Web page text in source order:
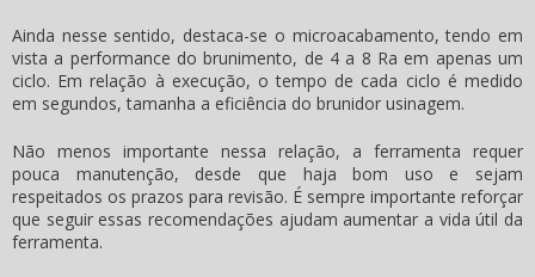
Ainda nesse sentido, destaca-se o microacabamento, tendo em
vista a performance do brunimento, de 4 a 8 Ra em apenas um
ciclo. Em relação à execução, o tempo de cada ciclo é medido
em segundos, tamanha a eficiência do brunidor usinagem.
Não menos importante nessa relação, a ferramenta requer
pouca manutenção, desde que haja bom uso e sejam
respeitados os prazos para revisão. É sempre importante reforçar
que seguir essas recomendações ajudam aumentar a vida útil da
ferramenta.